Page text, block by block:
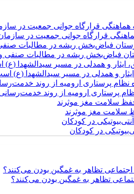
قرارگاه جوانی جمعیت در
فیاض‌بخش ریشه در مطالبات صنفی و
و همدلی در مسیر سیدالشهدا (ع)
پرستاری ارومیه از روند
سلامت مغز موثرند
در کودکان
تظاهر به غمگین بودن می‌کنند؟